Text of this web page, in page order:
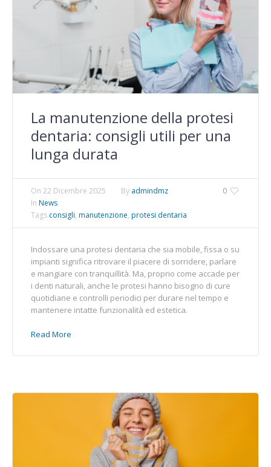
La manutenzione della protesi
dentaria: consigli utili per una
lunga durata
0
On 22 Dicembre 2025 By admindmz
In News
Tags consigli, manutenzione, protesi dentaria
Indossare una protesi dentaria che sia mobile, fissa o su
impianti significa ritrovare il piacere di sorridere, parlare
e mangiare con tranquillità. Ma, proprio come accade per
i denti naturali, anche le protesi hanno bisogno di cure
quotidiane e controlli periodici per durare nel tempo e
mantenere intatte funzionalità ed estetica.
Read More